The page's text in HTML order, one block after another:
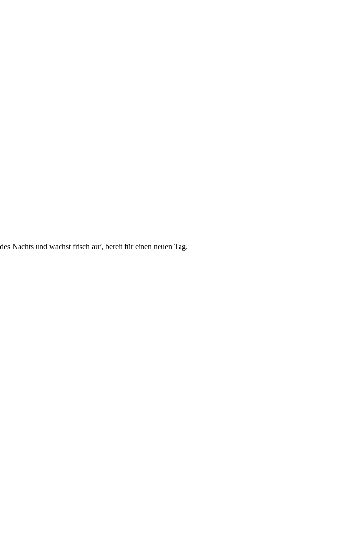
Nachts und wachst frisch auf, bereit für einen neuen Tag.